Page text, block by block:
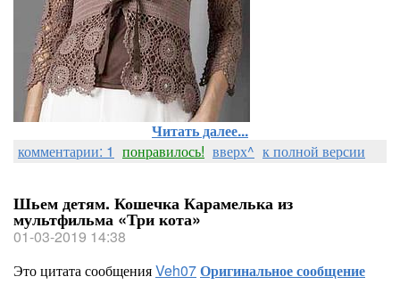
Читать далее...
комментарии: 1 понравилось! вверх^ к полной версии
Шьем детям. Кошечка Карамелька из
мультфильма «Три кота»
01-03-2019 14:38
Это цитата сообщенияVeh07Оригинальное сообщение